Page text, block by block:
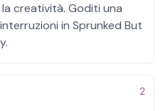
creatività. Goditi una
in Sprunked But
2